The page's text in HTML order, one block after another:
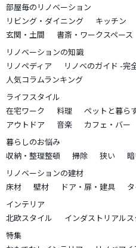
部屋毎のリノベーション
リビング・ダイニング
キッチン
玄関・土間
書斎・ワークスペース
リノベーションの知識
リノペディア
リノベのガイド -完
人気コラムランキング
ライフスタイル
在宅ワーク
料理 ペットと暮ら
アウトドア
音楽
カフェ・バー
暮らしのお悩み
収納・整理整頓
掃除 狭い
リノベーションの建材
床材
壁材 ドア・扉・建具
インテリア
北欧スタイル
インダストリアル
特集